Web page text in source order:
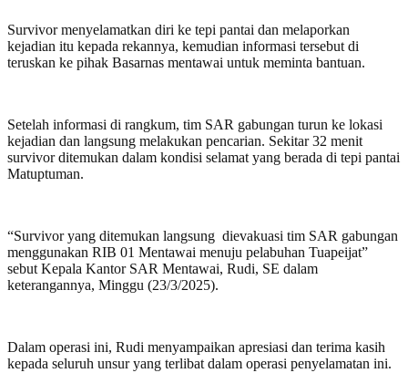
Survivor menyelamatkan diri ke tepi pantai dan melaporkan
kejadian itu kepada rekannya, kemudian informasi tersebut di
teruskan ke pihak Basarnas mentawai untuk meminta bantuan.
Setelah informasi di rangkum, tim SAR gabungan turun ke lokasi
kejadian dan langsung melakukan pencarian. Sekitar 32 menit
survivor ditemukan dalam kondisi selamat yang berada di tepi pantai
Matuptuman.
“Survivor yang ditemukan langsung dievakuasi tim SAR gabungan
menggunakan RIB 01 Mentawai menuju pelabuhan Tuapeijat”
sebut Kepala Kantor SAR Mentawai, Rudi, SE dalam
keterangannya, Minggu (23/3/2025).
Dalam operasi ini, Rudi menyampaikan apresiasi dan terima kasih
kepada seluruh unsur yang terlibat dalam operasi penyelamatan ini.